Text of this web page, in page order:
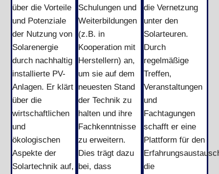
über die Vorteile
und Potenziale
der Nutzung von
Solarenergie
durch nachhaltig
installierte PV-
Anlagen. Er klärt
über die
wirtschaftlichen
und
ökologischen
Aspekte der
Solartechnik auf,
Schulungen und
Weiterbildungen
(z.B. in
Kooperation mit
Herstellern) an,
um sie auf dem
neuesten Stand
der Technik zu
halten und ihre
Fachkenntnisse
zu erweitern.
Dies trägt dazu
bei, dass
die Vernetzung
unter den
Solarteuren.
Durch
regelmäßige
Treffen,
Veranstaltungen
und
Fachtagungen
schafft er eine
Plattform für den
die